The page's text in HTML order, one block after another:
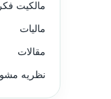
مالکیت
مالیات
مقالات
نظریه